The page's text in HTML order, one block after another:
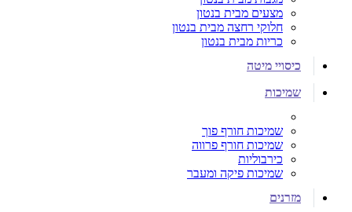
מצעים מבית בנטון
חלוקי רחצה מבית בנטון
כריות מבית בנטון
כיסויי מיטה
שמיכות
שמיכות חורף פוך
שמיכות חורף פרווה
כירבוליות
שמיכות פיקה ומעבר
מזרנים